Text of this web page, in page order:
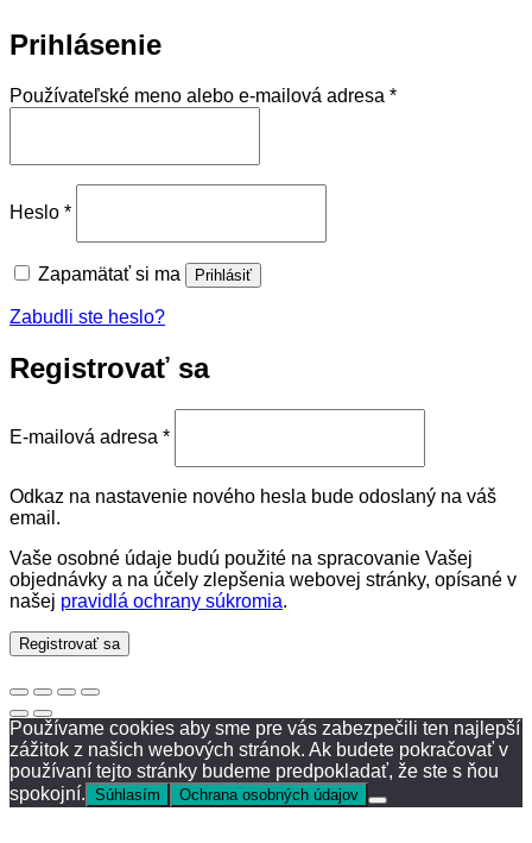
Prihlásenie
Používateľské meno alebo e-mailová adresa *Povinné
Heslo *
Zapamätať si ma Prihlásiť
Zabudli ste heslo?
Registrovať sa
E-mailová adresa *
Odkaz na nastavenie nového hesla bude odoslaný na váš
email.
Vaše osobné údaje budú použité na spracovanie Vašej
objednávky a na účely zlepšenia webovej stránky, opísané v
našej pravidlá ochrany súkromia.
Registrovať sa
Používame cookies aby sme pre vás zabezpečili ten najlepší
zážitok z našich webových stránok. Ak budete pokračovať v
používaní tejto stránky budeme predpokladať, že ste s ňou
spokojní. Súhlasím Ochrana osobných údajov